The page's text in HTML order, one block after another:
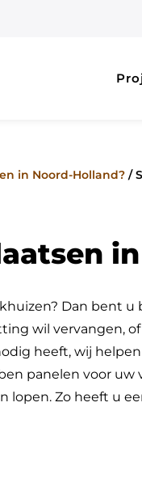
in Noord-Holland?/
Dan bent u
wil vervangen,
heeft, wij
panelen voor uw
lopen. Zo heeft u